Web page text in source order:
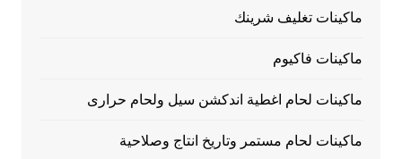
ماكينات تغليف شرينك
ماكينات فاكيوم
ماكينات لحام اغطية اندكشن سيل ولحام حرارى
ماكينات لحام مستمر وتاريخ انتاج وصلاحية